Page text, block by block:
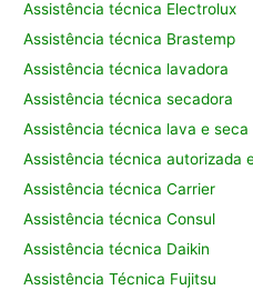
Assistência técnica Electrolux
Assistência técnica Brastemp
Assistência técnica lavadora
Assistência técnica secadora
Assistência técnica lava e seca
Assistência técnica autorizada
Assistência técnica Carrier
Assistência técnica Consul
Assistência técnica Daikin
Assistência Técnica Fujitsu